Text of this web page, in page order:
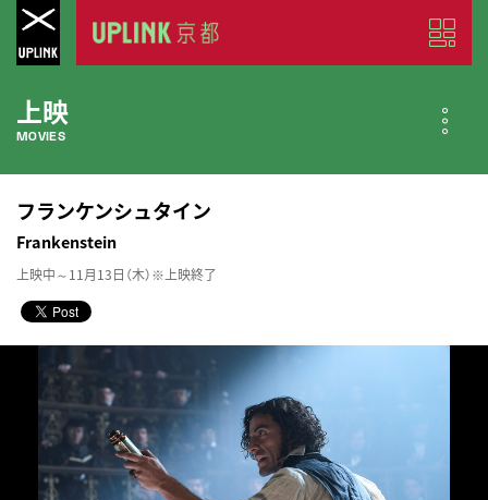
上映
MOVIES
公開中の作品
近日公開の作品
COMING SOON
今月のスケジュール
MONTHLY SCHEDULE
フランケンシュタイン
Frankenstein
上映中～11月13日（木）※上映終了